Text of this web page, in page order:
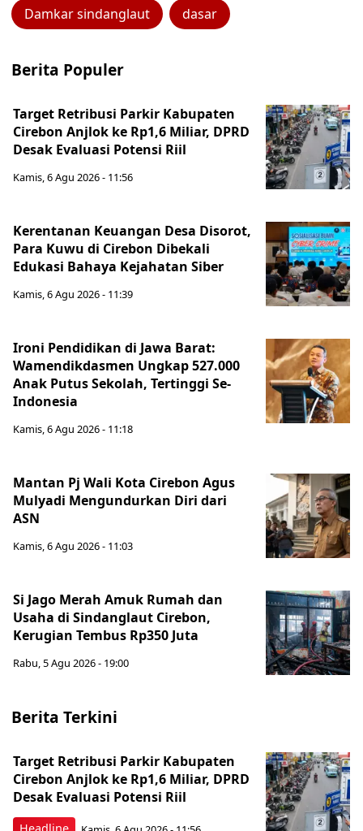
Damkar sindanglaut dasar
Berita Populer
Target Retribusi Parkir Kabupaten
Cirebon Anjlok ke Rp1,6 Miliar, DPRD
Desak Evaluasi Potensi Riil
Kamis, 6 Agu 2026 - 11:56
Kerentanan Keuangan Desa Disorot,
Para Kuwu di Cirebon Dibekali
Edukasi Bahaya Kejahatan Siber
Kamis, 6 Agu 2026 - 11:39
Ironi Pendidikan di Jawa Barat:
Wamendikdasmen Ungkap 527.000
Anak Putus Sekolah, Tertinggi Se-
Indonesia
Kamis, 6 Agu 2026 - 11:18
Mantan Pj Wali Kota Cirebon Agus
Mulyadi Mengundurkan Diri dari
ASN
Kamis, 6 Agu 2026 - 11:03
Si Jago Merah Amuk Rumah dan
Usaha di Sindanglaut Cirebon,
Kerugian Tembus Rp350 Juta
Rabu, 5 Agu 2026 - 19:00
Berita Terkini
Target Retribusi Parkir Kabupaten
Cirebon Anjlok ke Rp1,6 Miliar, DPRD
Desak Evaluasi Potensi Riil